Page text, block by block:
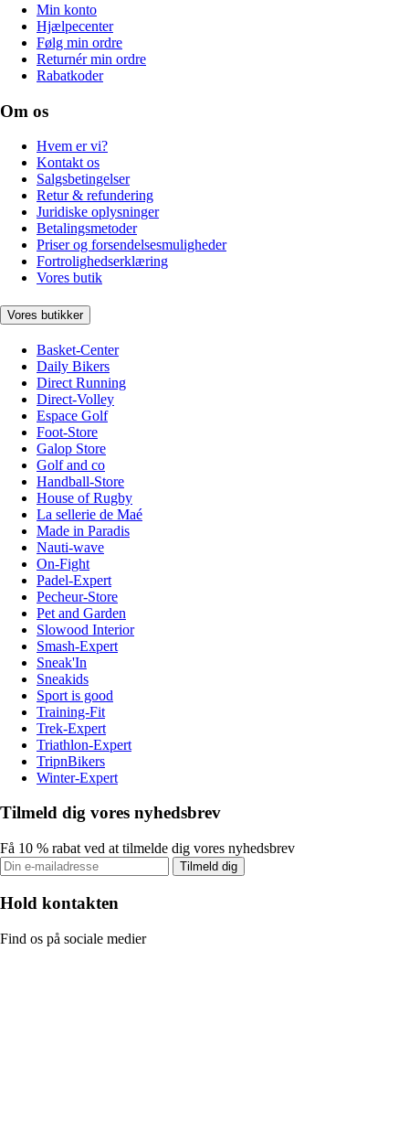
Min konto
Hjælpecenter
Følg min ordre
Returnér min ordre
Rabatkoder
Om os
Hvem er vi?
Kontakt os
Salgsbetingelser
Retur & refundering
Juridiske oplysninger
Betalingsmetoder
Priser og forsendelsesmuligheder
Fortrolighedserklæring
Vores butik
Vores butikker
Basket-Center
Daily Bikers
Direct Running
Direct-Volley
Espace Golf
Foot-Store
Galop Store
Golf and co
Handball-Store
House of Rugby
La sellerie de Maé
Made in Paradis
Nauti-wave
On-Fight
Padel-Expert
Pecheur-Store
Pet and Garden
Slowood Interior
Smash-Expert
Sneak'In
Sneakids
Sport is good
Training-Fit
Trek-Expert
Triathlon-Expert
TripnBikers
Winter-Expert
Tilmeld dig vores nyhedsbrev
Få 10 % rabat ved at tilmelde dig vores nyhedsbrev
Tilmeld dig
Hold kontakten
Find os på sociale medier